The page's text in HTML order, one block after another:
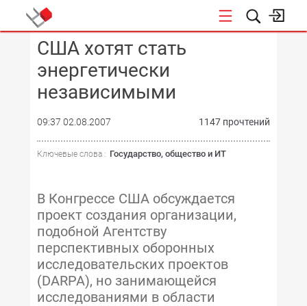
КОНФЕРЕНЦИИ
США хотят стать
энергетически
независимыми
09:37 02.08.2007 1147 прочтений
Ключевые слова : Государство, общество и ИТ
В Конгрессе США обсуждается
проект создания организации,
подобной Агентству
перспективных оборонных
исследовательских проектов
(DARPA), но занимающейся
исследованиями в области